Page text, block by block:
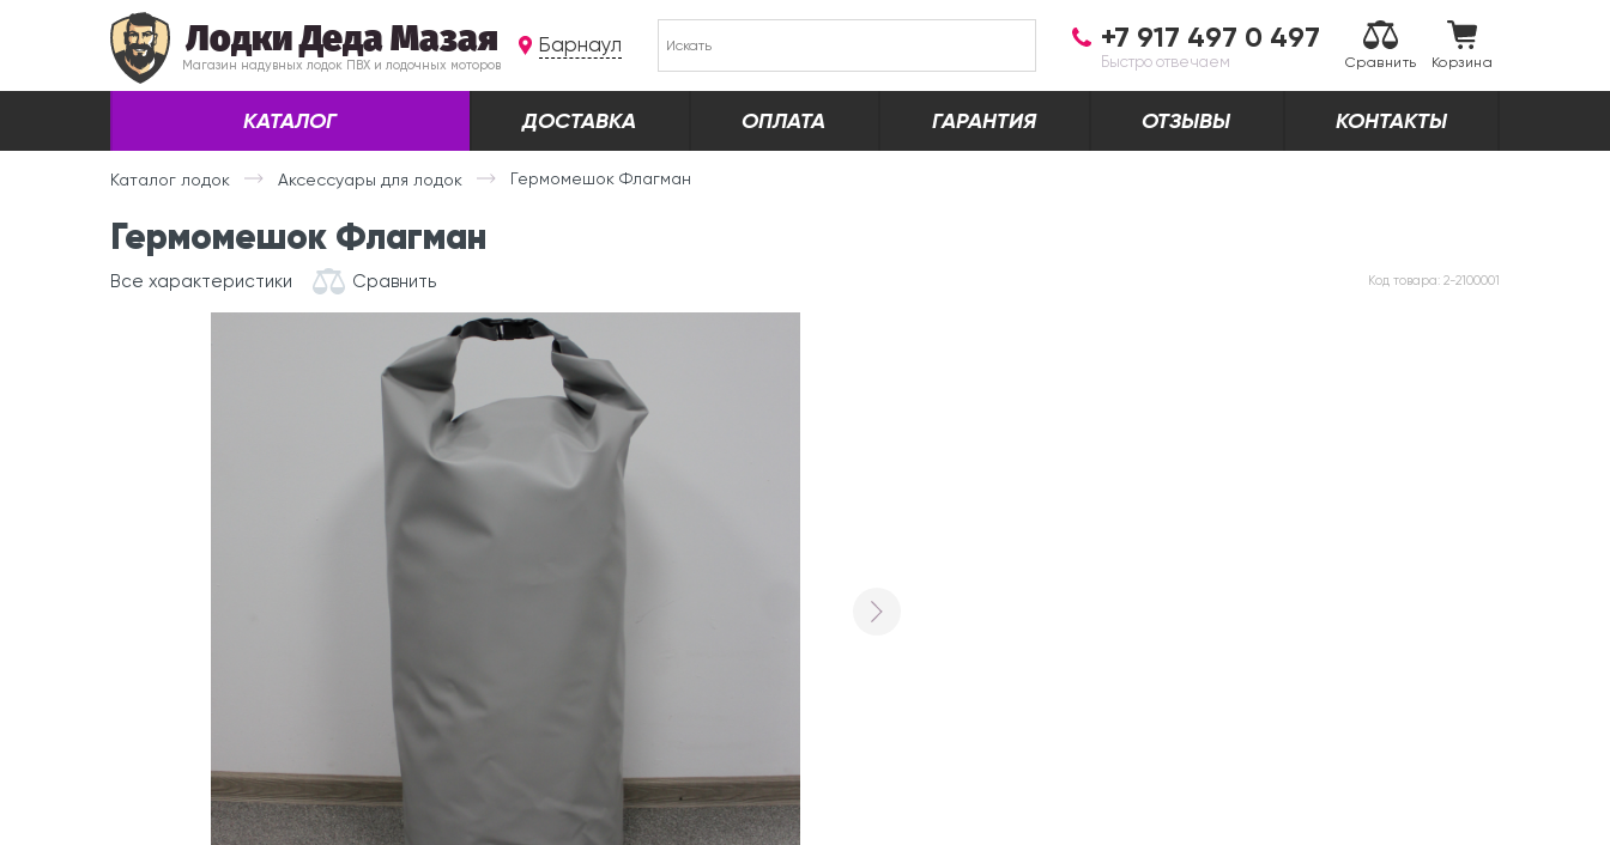
Лодки Деда Мазая
Магазин надувных лодок ПВХ и лодочных моторов
Барнаул +7 917 497 0 497
Быстро отвечаем Сравнить Корзина
КАТАЛОГ ДОСТАВКА ОПЛАТА ГАРАНТИЯ ОТЗЫВЫ КОНТАКТЫ
Каталог лодок Аксессуары для лодок Гермомешок Флагман
Гермомешок Флагман
Все характеристики Сравнить Код товара: 2-2100001